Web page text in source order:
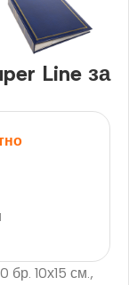
Line за
10х15 см.,